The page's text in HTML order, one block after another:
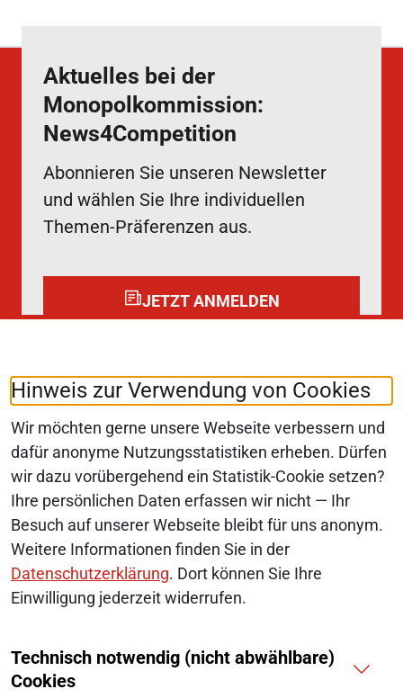
Hinweis zur Verwendung von Cookies
Wir möchten gerne unsere Webseite verbessern und
dafür anonyme Nutzungsstatistiken erheben. Dürfen
wir dazu vorübergehend ein Statistik-Cookie setzen?
Ihre persönlichen Daten erfassen wir nicht — Ihr
Besuch auf unserer Webseite bleibt für uns anonym.
Weitere Informationen finden Sie in der
Datenschutzerklärung. Dort können Sie Ihre
Einwilligung jederzeit widerrufen.
Technisch notwendig (nicht abwählbare)
Cookies
Aktuelles bei der
Monopolkommission:
News4Competition
Abonnieren Sie unseren Newsletter
und wählen Sie Ihre individuellen
Themen-Präferenzen aus.
JETZT ANMELDEN
Folgen Sie uns auf: LinkedIn
© 2026 Monopolkommission
SERVICE-NAVIGATION
SITEMAP
ERKLÄRUNG ZUR BARRIEREFREIHEIT
IMPRESSUM